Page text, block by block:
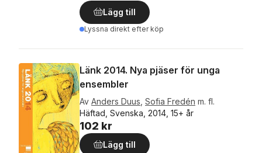
Lägg till
Lyssna direkt efter köp
Länk 2014. Nya pjäser för unga
ensembler
Av Anders Duus Sofia Fredén m. fl.
Häftad, Svenska, 2014, 15+ år
102 kr
Lägg till